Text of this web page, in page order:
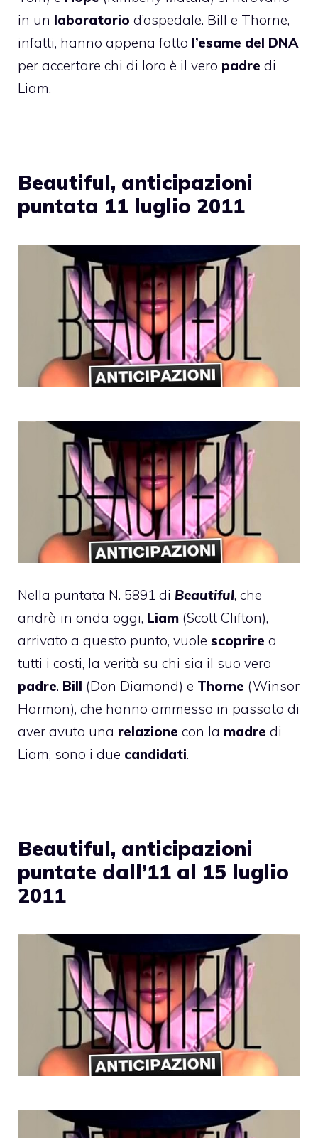
in un laboratorio d’ospedale. Bill e Thorne,
infatti, hanno appena fatto l’esame del DNA
per accertare chi di loro è il vero padre di
Liam.
Beautiful, anticipazioni
puntata 11 luglio 2011
Nella puntata N. 5891 di Beautiful, che
andrà in onda oggi, Liam (Scott Clifton),
arrivato a questo punto, vuole scoprire a
tutti i costi, la verità su chi sia il suo vero
padre. Bill (Don Diamond) e Thorne (Winsor
Harmon), che hanno ammesso in passato di
aver avuto una relazione con la madre di
Liam, sono i due candidati.
Beautiful, anticipazioni
puntate dall’11 al 15 luglio
2011